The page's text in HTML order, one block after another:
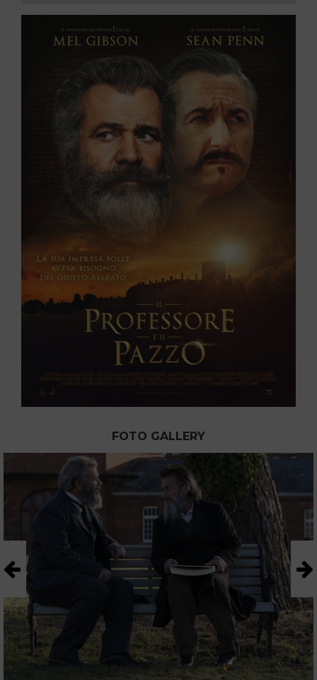
FOTO GALLERY